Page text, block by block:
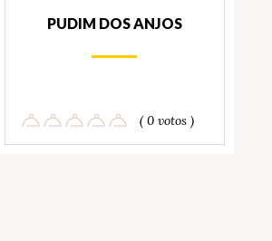
PUDIM DOS ANJOS
( 0 votos )